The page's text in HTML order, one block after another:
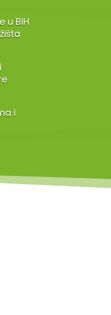
u BiH
i